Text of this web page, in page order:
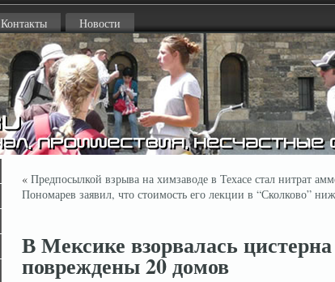
Контакты Новости
« Предпосылкой взрыва на химзаводе в Техасе стал нитрат
Пономарев заявил, что стоимость его лекции в “Сколково”
В Мексике взорвалась
повреждены 20 домов